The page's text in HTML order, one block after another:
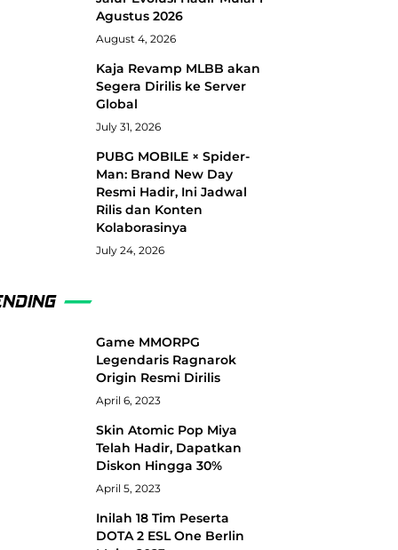
Agustus 2026
August 4, 2026
Kaja Revamp MLBB akan
Segera Dirilis ke Server
Global
July 31, 2026
PUBG MOBILE × Spider-
Man: Brand New Day
Resmi Hadir, Ini Jadwal
Rilis dan Konten
Kolaborasinya
July 24, 2026
Game MMORPG
Legendaris Ragnarok
Origin Resmi Dirilis
April 6, 2023
Skin Atomic Pop Miya
Telah Hadir, Dapatkan
Diskon Hingga 30%
April 5, 2023
Inilah 18 Tim Peserta
DOTA 2 ESL One Berlin